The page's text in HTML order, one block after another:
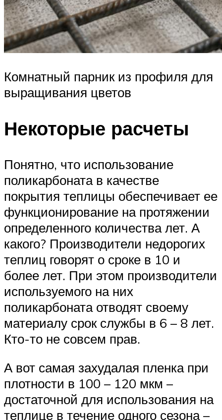
Комнатный парник из профиля для
выращивания цветов
Некоторые расчеты
Понятно, что использование
поликарбоната в качестве
покрытия теплицы обеспечивает ее
функционирование на протяжении
определенного количества лет. А
какого? Производители недорогих
теплиц говорят о сроке в 10 и
более лет. При этом производители
используемого на них
поликарбоната отводят своему
материалу срок службы в 6 – 8 лет.
Кто-то не совсем прав.
А вот самая захудалая пленка при
плотности в 100 – 120 мкм –
достаточной для использования на
теплице в течение одного сезона –